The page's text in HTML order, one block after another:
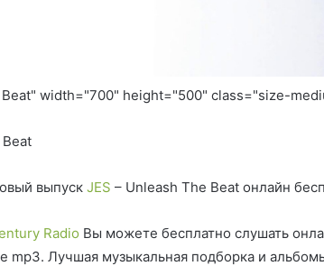
Beat" width="700" height="500" class="size-
выпуск JES – Unleash The Beat онлайн
Radio Вы можете бесплатно слушать
mp3. Лучшая музыкальная подборка и